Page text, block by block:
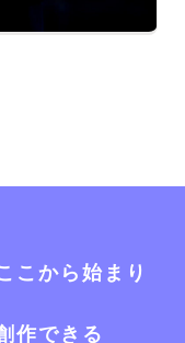
こから始まり
作できる